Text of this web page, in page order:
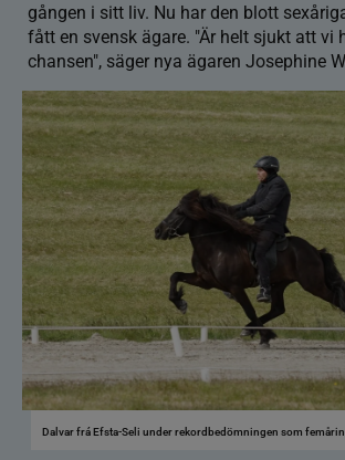
gången i sitt liv. Nu har den blott
fått en svensk ägare. "Är helt sjukt att vi
chansen", säger nya ägaren Josephine
Dalvar frá Efsta-Seli under rekordbedömningen som